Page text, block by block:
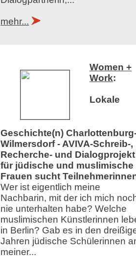
mehr...
Women +
Work:
Lokale
Geschichte(n)
Wilmersdorf - AVIVA-Schreib-,
Recherche- und Dialogprojekt
für jüdische und muslimische
Frauen sucht
Wer ist eigentlich meine
Nachbarin, mit der ich mich
nie unterhalten habe? Welche
muslimischen Künstlerinnen
in Berlin? Gab es in den
Jahren jüdische Schülerinnen
meiner...